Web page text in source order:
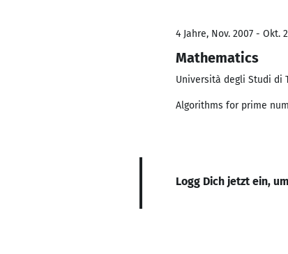
4 Jahre, Nov. 2007 - Okt.
Mathematics
Università degli Studi di
Algorithms for prime
Logg Dich jetzt ein,